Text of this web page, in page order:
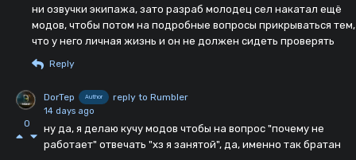
ни озвучки экипажа, зато разраб молодец сел накатал ещё
модов, чтобы потом на подробные вопросы прикрываться тем,
что у него личная жизнь и он не должен сидеть проверять
Reply
0
DorTep Author reply to Rumbler
14 days ago
ну да, я делаю кучу модов чтобы на вопрос "почему не
работает" отвечать "хз я занятой", да, именно так братан